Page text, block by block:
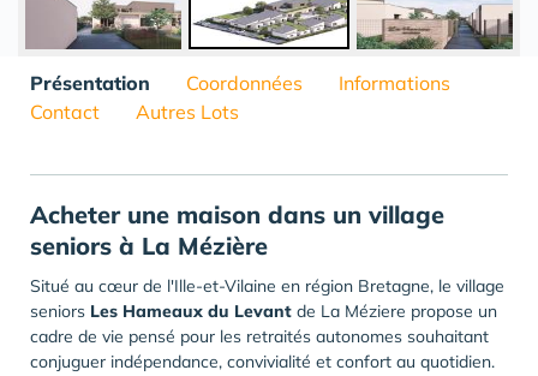
Présentation Coordonnées
Informations
Contact
Autres Lots
Acheter une maison dans un village
seniors à La Mézière
Situé au cœur de l'Ille-et-Vilaine en région Bretagne, le village
seniors Les Hameaux du Levant de La Méziere propose un
cadre de vie pensé pour les retraités autonomes souhaitant
conjuguer indépendance, convivialité et confort au quotidien.